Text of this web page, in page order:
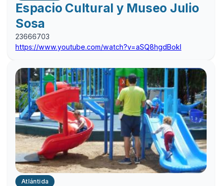
Espacio Cultural y Museo Julio
Sosa
23666703
https://www.youtube.com/watch?v=aSQ8hgdBokI
Atlántida